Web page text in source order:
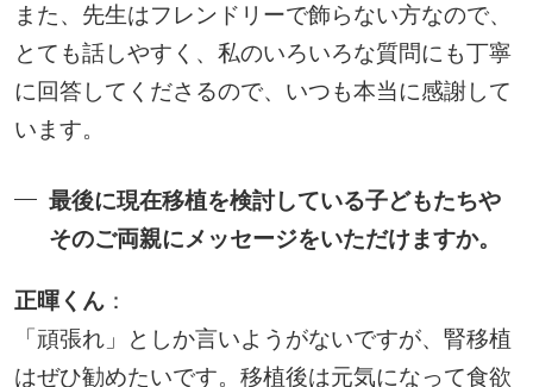
また、先生はフレンドリーで飾らない方なので、
とても話しやすく、私のいろいろな質問にも丁寧
に回答してくださるので、いつも本当に感謝して
います。
最後に現在移植を検討している子どもたちや
そのご両親にメッセージをいただけますか。
正暉くん：
「頑張れ」としか言いようがないですが、腎移植
はぜひ勧めたいです。移植後は元気になって食欲